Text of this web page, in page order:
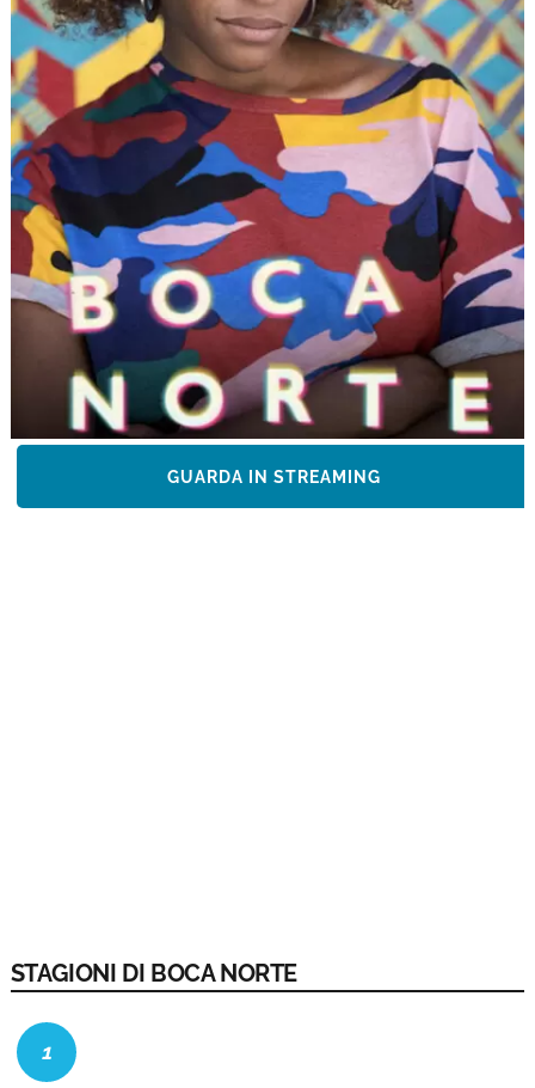
GUARDA IN STREAMING
STAGIONI DI BOCA NORTE
1